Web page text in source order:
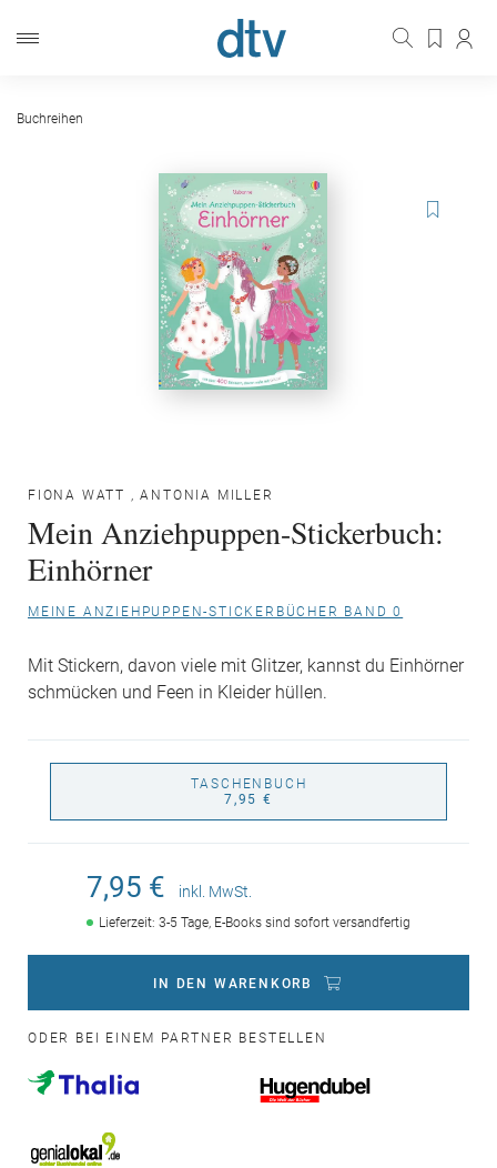
Buchreihen
FIONA WATT ,ANTONIA MILLER
Mein Anziehpuppen-Stickerbuch:
Einhörner
MEINE ANZIEHPUPPEN-STICKERBÜCHER BAND 0
Mit Stickern, davon viele mit Glitzer, kannst du Einhörner
schmücken und Feen in Kleider hüllen.
TASCHENBUCH
7,95 €
7,95 € inkl. MwSt.
Lieferzeit: 3-5 Tage, E-Books sind sofort versandfertig
IN DEN WARENKORB
ODER BEI EINEM PARTNER BESTELLEN